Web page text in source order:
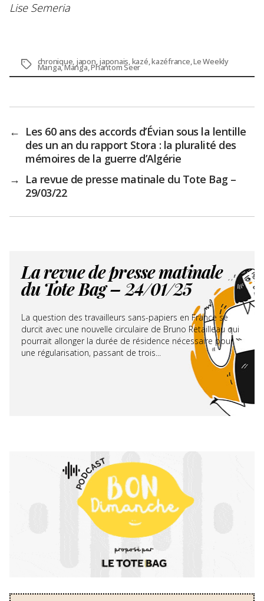
Lise Semeria
Étiquettes
chronique, japon,japonais,kazé,kazéfrance,Le Weekly
Manga,Manga,Phantom Seer
← Les 60 ans des accords d’Évian sous la lentille
des un an du rapport Stora : la pluralité des
mémoires de la guerre d’Algérie
→ La revue de presse matinale du Tote Bag –
29/03/22
La revue de presse matinale
du Tote Bag – 24/01/25
La question des travailleurs sans-papiers en France se
durcit avec une nouvelle circulaire de Bruno Retailleau qui
pourrait allonger la durée de résidence nécessaire pour
une régularisation, passant de trois...